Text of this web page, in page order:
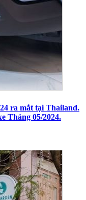
ra mắt tại Thailand.
Tháng 05/2024.